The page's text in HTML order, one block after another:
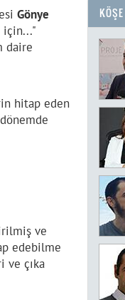
Gönye
için..."
daire
hitap eden
ve
edebilme
ve çıka